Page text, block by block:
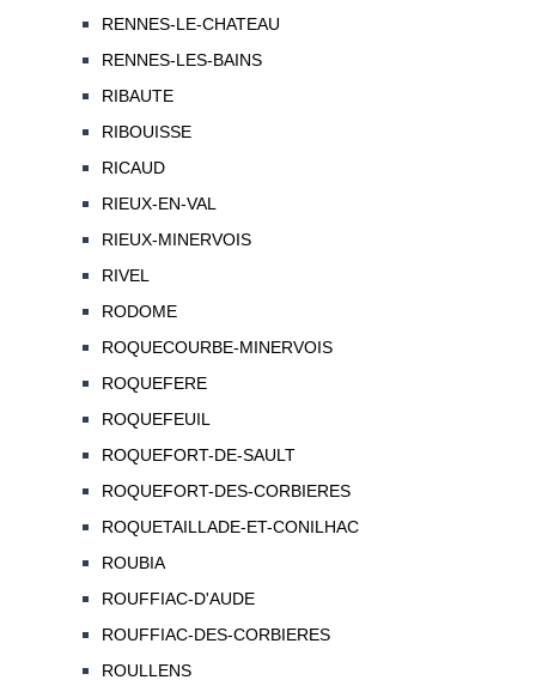
RENNES-LE-CHATEAU
RENNES-LES-BAINS
RIBAUTE
RIBOUISSE
RICAUD
RIEUX-EN-VAL
RIEUX-MINERVOIS
RIVEL
RODOME
ROQUECOURBE-MINERVOIS
ROQUEFERE
ROQUEFEUIL
ROQUEFORT-DE-SAULT
ROQUEFORT-DES-CORBIERES
ROQUETAILLADE-ET-CONILHAC
ROUBIA
ROUFFIAC-D'AUDE
ROUFFIAC-DES-CORBIERES
ROULLENS